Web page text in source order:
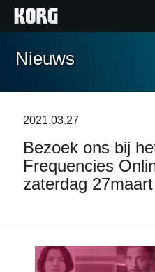
Home
Features
Evenementen
Ondersteuning
Nieuws
2021.03.27
Bezoek ons bij
Frequencies
zaterdag